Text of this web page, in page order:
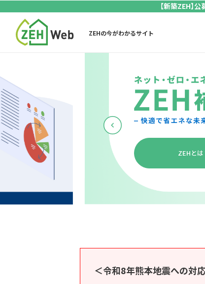
【新築ZEH】
ZEHの今がわかるサイト
令
新
ZEH
新築
＜令和8年熊本地震への対